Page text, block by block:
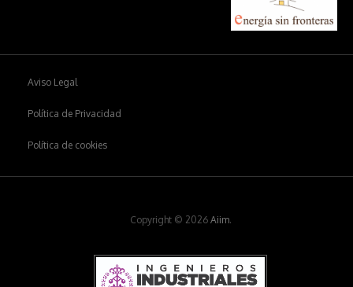
Aviso Legal
Política de Privacidad
Política de cookies
Copyright © 2026 Aiim.